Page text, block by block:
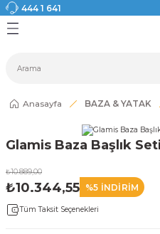
444 1 641
Geri Dön
Geri Dön
Geri Dön
Geri Dön
Geri Dön
Geri Dön
Anasayfa BAZA & YATAK
Glamis Baza Başlık
₺10.889,00
₺10.344,55 %5 İNDİRİM
Tüm Taksit Seçenekleri